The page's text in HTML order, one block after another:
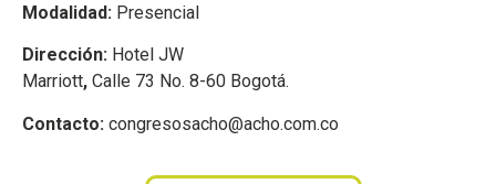
Modalidad: Presencial
Dirección: Hotel JW
Marriott, Calle 73 No. 8-60 Bogotá.
Contacto: congresosacho@acho.com.co